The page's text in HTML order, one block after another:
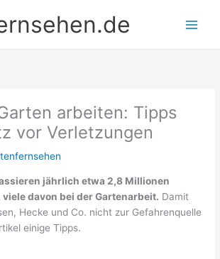
arbeiten: Tipps
vor Verletzungen
jährlich etwa 2,8 Millionen
viele davon bei der Gartenarbeit. Damit
Hecke und Co. nicht zur Gefahrenquelle
einige Tipps.